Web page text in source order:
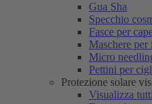
Gua Sha
Specchio
Fasce per
Maschere per
Micro
Pettini per
Protezione solare
Visualizza tutti